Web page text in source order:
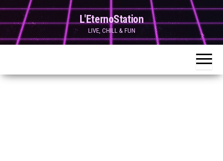
Skip
to
content
L'EternoStation
LIVE, CHILL & FUN